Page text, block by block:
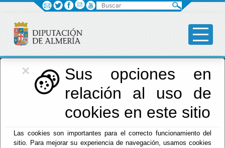
×
Sus opciones en
relación al uso de
cookies en este sitio
Las cookies son importantes para el correcto funcionamiento del
sitio. Para mejorar su experiencia de navegación, usamos cookies
Red Provincial
de Almería
Menú RPC
Buscar